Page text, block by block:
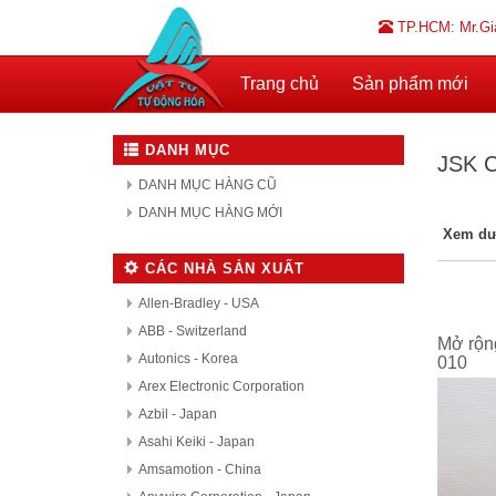
TP.HCM:
Trang chủ Sản phẩm mới
DANH MỤC
DANH MỤC HÀNG CŨ
DANH MỤC HÀNG MỚI
CÁC NHÀ SẢN XUẤT
Allen-Bradley - USA
ABB - Switzerland
Autonics - Korea
Arex Electronic Corporation
Azbil - Japan
Asahi Keiki - Japan
Amsamotion - China
JSK
Xem
Mở
010